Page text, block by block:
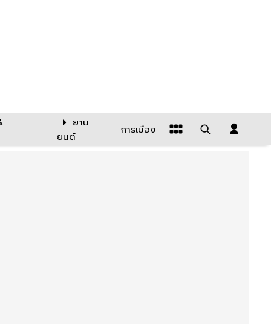
ยาน
ยนต์
การเมือง